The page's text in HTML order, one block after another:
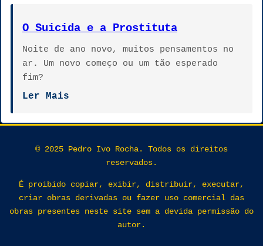
O Suicida e a Prostituta
Noite de ano novo, muitos pensamentos no
ar. Um novo começo ou um tão esperado
fim?
Ler Mais
© 2025 Pedro Ivo Rocha. Todos os direitos
reservados.
É proibido copiar, exibir, distribuir, executar,
criar obras derivadas ou fazer uso comercial das
obras presentes neste site sem a devida permissão do
autor.